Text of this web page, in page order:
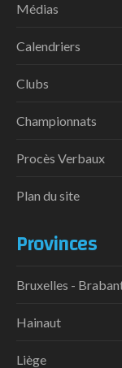
Médias
Calendriers
Clubs
Championnats
Procès Verbaux
Plan du site
Provinces
Bruxelles -
Hainaut
Liège